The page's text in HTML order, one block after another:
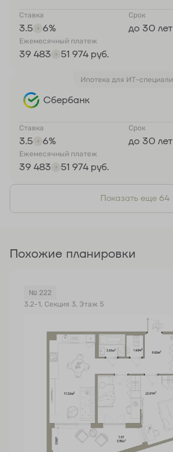
Ставка
3.5 6%
Срок
до 30 лет
Ежемесячный платеж
39 483 51 974 руб.
Ипотека для ИТ-
Сбербанк
Ставка
3.5 6%
Срок
до 30 лет
Ежемесячный платеж
39 483 51 974 руб.
Показать еще 64
Похожие планировки
№ 222
3.2-1, Секция 3, Этаж 5